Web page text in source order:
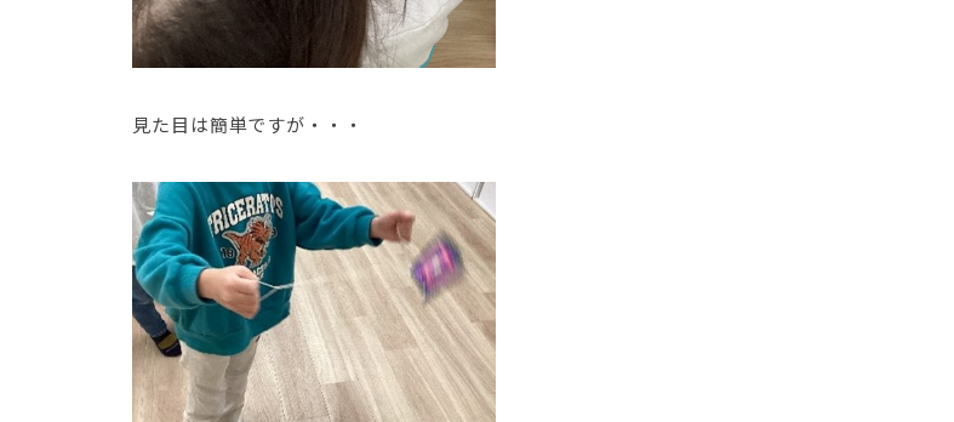
見た目は簡単ですが・・・